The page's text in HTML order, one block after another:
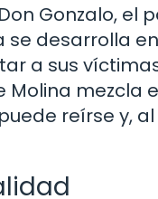
Gonzalo, el
desarrolla
a sus
Molina mezcla
reírse y,